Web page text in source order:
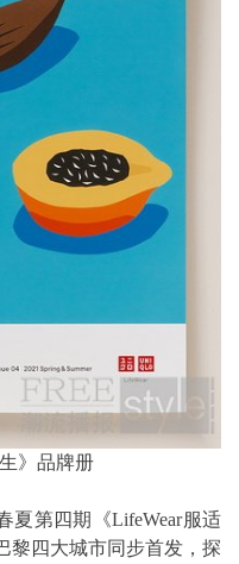
》品牌册
夏第四期《LifeWear服适
黎四大城市同步首发，探